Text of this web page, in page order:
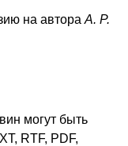
на автораА. Р.
могут быть
RTF, PDF,